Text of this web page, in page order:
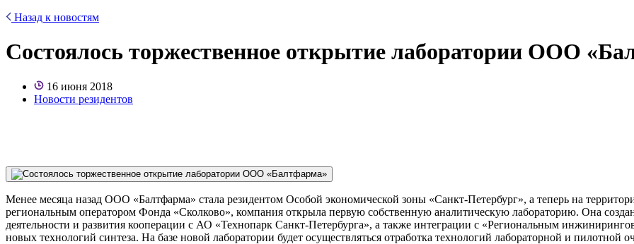
Назад к новостям
Состоялось торжественное открытие лаборатории ООО
16 июня 2018
Новости резидентов
Менее месяца назад ООО «Балтфарма» стала резидентом Особой экономической зоны «Санкт-Петербург», а теперь на
региональным оператором Фонда «Сколково», компания открыла первую собственную аналитическую лабораторию. Она
деятельности и развития кооперации с АО «Технопарк Санкт-Петербурга», а также интеграции с «Региональным
новых технологий синтеза. На базе новой лаборатории будет осуществляться отработка технологий лабораторной и пилотной